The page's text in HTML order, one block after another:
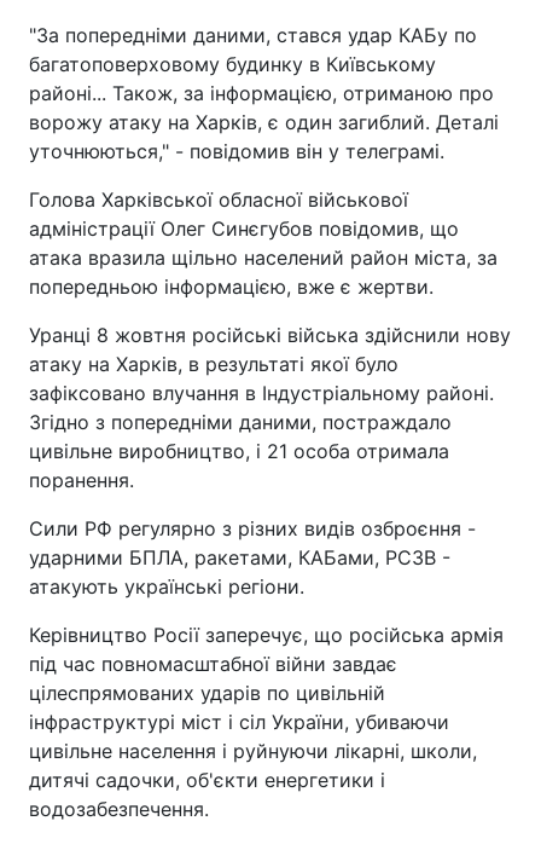
"За попередніми даними, стався удар КАБу по
багатоповерховому будинку в Київському
районі... Також, за інформацією, отриманою про
ворожу атаку на Харків, є один загиблий. Деталі
уточнюються," - повідомив він у телеграмі.
Голова Харківської обласної військової
адміністрації Олег Синєгубов повідомив, що
атака вразила щільно населений район міста, за
попередньою інформацією, вже є жертви.
Уранці 8 жовтня російські війська здійснили нову
атаку на Харків, в результаті якої було
зафіксовано влучання в Індустріальному районі.
Згідно з попередніми даними, постраждало
цивільне виробництво, і 21 особа отримала
поранення.
Сили РФ регулярно з різних видів озброєння -
ударними БПЛА, ракетами, КАБами, РСЗВ -
атакують українські регіони.
Керівництво Росії заперечує, що російська армія
під час повномасштабної війни завдає
цілеспрямованих ударів по цивільній
інфраструктурі міст і сіл України, убиваючи
цивільне населення і руйнуючи лікарні, школи,
дитячі садочки, об'єкти енергетики і
водозабезпечення.